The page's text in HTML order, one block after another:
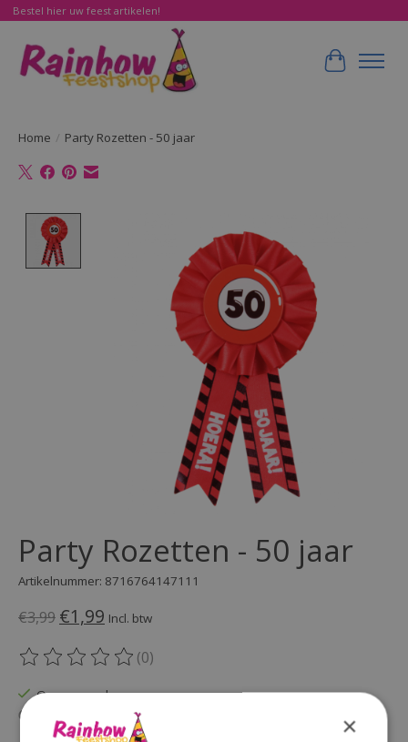
Bestel hier uw feest artikelen!
Home / Party Rozetten - 50 jaar
Party Rozetten - 50 jaar
Artikelnummer: 8716764147111
€3,99 €1,99 Incl. btw
De beoordeling van dit product is
(0)
Op voorraad
Beschikbaarheid in de winkel controleren
×